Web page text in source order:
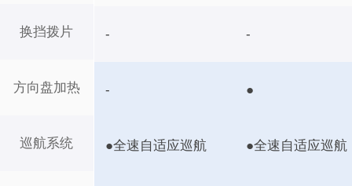
换挡拨片
方向盘加热
巡航系统
- -
- ●
●全速自适应巡航 ●全速自适应巡航